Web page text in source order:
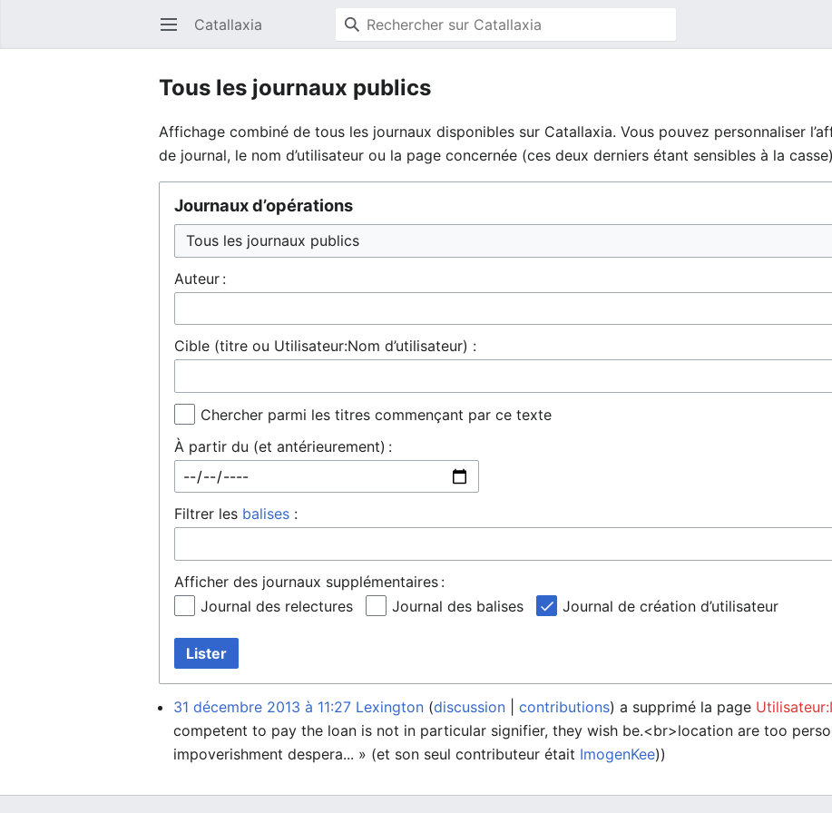
Ouvrir le menu principal Catallaxia
Tous les journaux publics
Affichage combiné de tous les journaux disponibles sur Catallaxia. Vous pouvez personnaliser
de journal, le nom d’utilisateur ou la page concernée (ces deux derniers étant sensibles à la
Journaux d’opérations
Auteur :
Cible (titre ou Utilisateur:Nom d’utilisateur) :
Chercher parmi les titres commençant par ce texte
À partir du (et antérieurement) :
Filtrer les balises :
Afficher des journaux supplémentaires :
Journal des relectures
Journal des balises Journal de création d’utilisateur
Lister
31 décembre 2013 à 11:27 Lexington discussion contributions a supprimé la page
competent to pay the loan is not in particular signifier, they wish be.<br>location are too
impoverishment despera... » (et son seul contributeur était ImogenKee))